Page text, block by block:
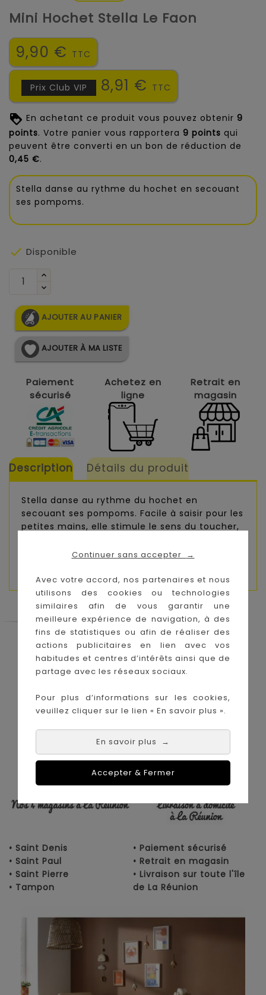
Continuer sans accepter →
Avec votre accord, nos partenaires et nous
utilisons des cookies ou technologies
similaires afin de vous garantir une
meilleure expérience de navigation, à des
fins de statistiques ou afin de réaliser des
actions publicitaires en lien avec vos
habitudes et centres d’intérêts ainsi que de
partage avec les réseaux sociaux.
Pour plus d’informations sur les cookies,
veuillez cliquer sur le lien « En savoir plus ».
En savoir plus →
Accepter & Fermer
Mini Hochet Stella Le Faon
9,90 € TTC
Prix Club VIP 8,91 € TTC
En achetant ce produit vous pouvez obtenir 9
points. Votre panier vous rapportera 9 points qui
peuvent être converti en un bon de réduction de
0,45 €.
Stella danse au rythme du hochet en secouant
ses pompoms.
 Disponible
AJOUTER AU PANIER
AJOUTER À MA LISTE
Paiement
sécurisé
Achetez en
ligne
Retrait en
magasin
Description Détails du produit
Stella danse au rythme du hochet en
secouant ses pompoms. Facile à saisir pour les
petites mains, elle stimule le sens du toucher,
Composition :100% polyester
Le Coin des Petits propose les plus
grandes marques de puériculture aux
meilleurs prix sur l'île de la Réunion !
Nos magasins à
La Réunion :
Achat en ligne :
• Saint Denis
• Saint Paul
• Saint Pierre
• Tampon
• Paiement sécurisé
• Retrait en magasin
• Livraison sur toute l'île
de La Réunion